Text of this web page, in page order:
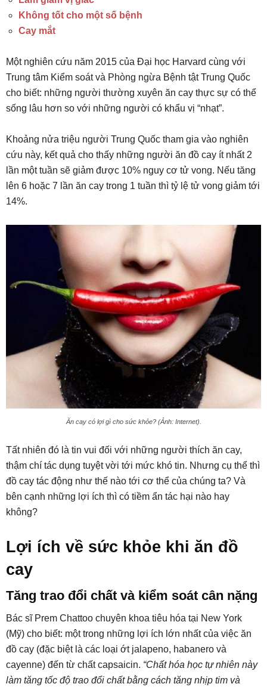
Không tốt cho một số bệnh
Cay mắt
Một nghiên cứu năm 2015 của Đại học Harvard cùng với
Trung tâm Kiểm soát và Phòng ngừa Bệnh tật Trung Quốc
cho biết: những người thường xuyên ăn cay thực sự có thể
sống lâu hơn so với những người có khẩu vị “nhạt”.
Khoảng nửa triệu người Trung Quốc tham gia vào nghiên
cứu này, kết quả cho thấy những người ăn đồ cay ít nhất 2
lần một tuần sẽ giảm được 10% nguy cơ tử vong. Nếu tăng
lên 6 hoặc 7 lần ăn cay trong 1 tuần thì tỷ lệ tử vong giảm tới
14%.
Ăn cay có lợi gì cho sức khỏe? (Ảnh: Internet).
Tất nhiên đó là tin vui đối với những người thích ăn cay,
thậm chí tác dụng tuyệt vời tới mức khó tin. Nhưng cụ thể thì
đồ cay tác động như thế nào tới cơ thể của chúng ta? Và
bên cạnh những lợi ích thì có tiềm ẩn tác hại nào hay
không?
Lợi ích về sức khỏe khi ăn đồ
cay
Tăng trao đổi chất và kiểm soát cân nặng
Bác sĩ Prem Chattoo chuyên khoa tiêu hóa tại New York
(Mỹ) cho biết: một trong những lợi ích lớn nhất của việc ăn
đồ cay (đặc biệt là các loại ớt jalapeno, habanero và
cayenne) đến từ chất capsaicin. “Chất hóa học tự nhiên này
làm tăng tốc độ trao đổi chất bằng cách tăng nhịp tim và